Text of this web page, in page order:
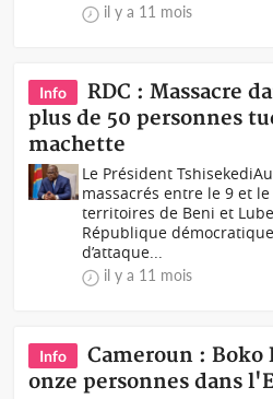
il y a 11 mois
Info
RDC : Massacre
plus de 50 personnes
machette
Le Président
massacrés entre le 9 et
territoires de Beni et
République
d’attaque...
il y a 11 mois
Info
Cameroun : Boko
onze personnes dans